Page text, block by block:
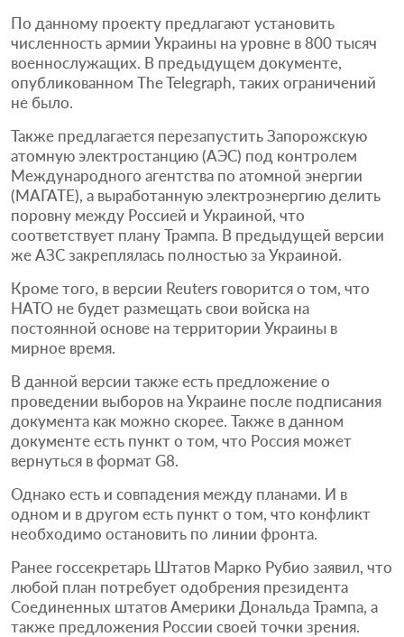
По данному проекту предлагают установить
численность армии Украины на уровне в 800 тысяч
военнослужащих. В предыдущем документе,
опубликованном The Telegraph, таких ограничений
не было.
Также предлагается перезапустить Запорожскую
атомную электростанцию (АЭС) под контролем
Международного агентства по атомной энергии
(МАГАТЕ), а выработанную электроэнергию делить
поровну между Россией и Украиной, что
соответствует плану Трампа. В предыдущей версии
же АЗС закреплялась полностью за Украиной.
Кроме того, в версии Reuters говорится о том, что
НАТО не будет размещать свои войска на
постоянной основе на территории Украины в
мирное время.
В данной версии также есть предложение о
проведении выборов на Украине после подписания
документа как можно скорее. Также в данном
документе есть пункт о том, что Россия может
вернуться в формат G8.
Однако есть и совпадения между планами. И в
одном и в другом есть пункт о том, что конфликт
необходимо остановить по линии фронта.
Ранее госсекретарь Штатов Марко Рубио заявил, что
любой план потребует одобрения президента
Соединенных штатов Америки Дональда Трампа, а
также предложения России своей точки зрения.